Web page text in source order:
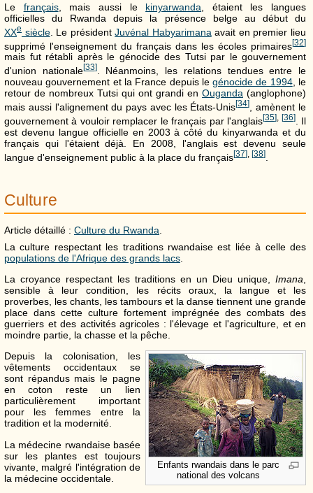
Le français, mais aussi le kinyarwanda , étaient les langues
officielles du Rwanda depuis la présence belge au début du
XXe siècle. Le présidentJuvénal Habyarimana avait en premier lieu
supprimé l'enseignement du français dans les écoles primaires[32]
mais fut rétabli après le génocide des Tutsi par le gouvernement
d'union nationale[33]. Néanmoins, les relations tendues entre le
nouveau gouvernement et la France depuis legénocide de 1994, le
retour de nombreux Tutsi qui ont grandi en Ouganda (anglophone)
mais aussi l'alignement du pays avec les États-Unis[34]
, amènent le
gouvernement à vouloir remplacer le français par l'anglais[35], [36]. Il
est devenu langue officielle en 2003 à côté du kinyarwanda et du
français qui l'étaient déjà. En 2008, l'anglais est devenu seule
langue d'enseignement public à la place du français[37] [38]
Culture
Article détaillé : Culture du Rwanda
La culture respectant les traditions rwandaise est liée à celle des
populations de l'Afrique des grands lacs
La croyance respectant les traditions en un Dieu unique, Imana
sensible à leur condition, les récits oraux, la langue et les
proverbes, les chants, les tambours et la danse tiennent une grande
place dans cette culture fortement imprégnée des combats des
guerriers et des activités agricoles : l'élevage et l'agriculture, et en
moindre partie, la chasse et la pêche.
Enfants rwandais dans le parc
national des volcans
Depuis la colonisation, les
vêtements occidentaux se
sont répandus mais le pagne
en coton reste un lien
particulièrement important
pour les femmes entre la
tradition et la modernité.
La médecine rwandaise basée
sur les plantes est toujours
vivante, malgré l'intégration de
la médecine occidentale.